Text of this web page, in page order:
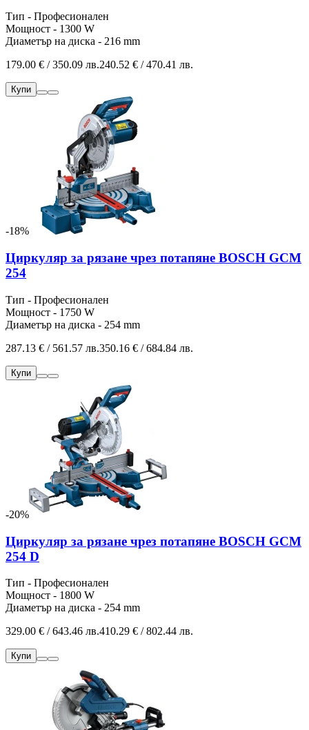
Тип - Професионален
Мощност - 1300 W
Диаметър на диска - 216 mm
179.00 € / 350.09 лв.240.52 € / 470.41 лв.
Купи
-18%
Циркуляр за рязане чрез потапяне BOSCH GCM
254
Тип - Професионален
Мощност - 1750 W
Диаметър на диска - 254 mm
287.13 € / 561.57 лв.350.16 € / 684.84 лв.
Купи
-20%
Циркуляр за рязане чрез потапяне BOSCH GCM
254 D
Тип - Професионален
Мощност - 1800 W
Диаметър на диска - 254 mm
329.00 € / 643.46 лв.410.29 € / 802.44 лв.
Купи